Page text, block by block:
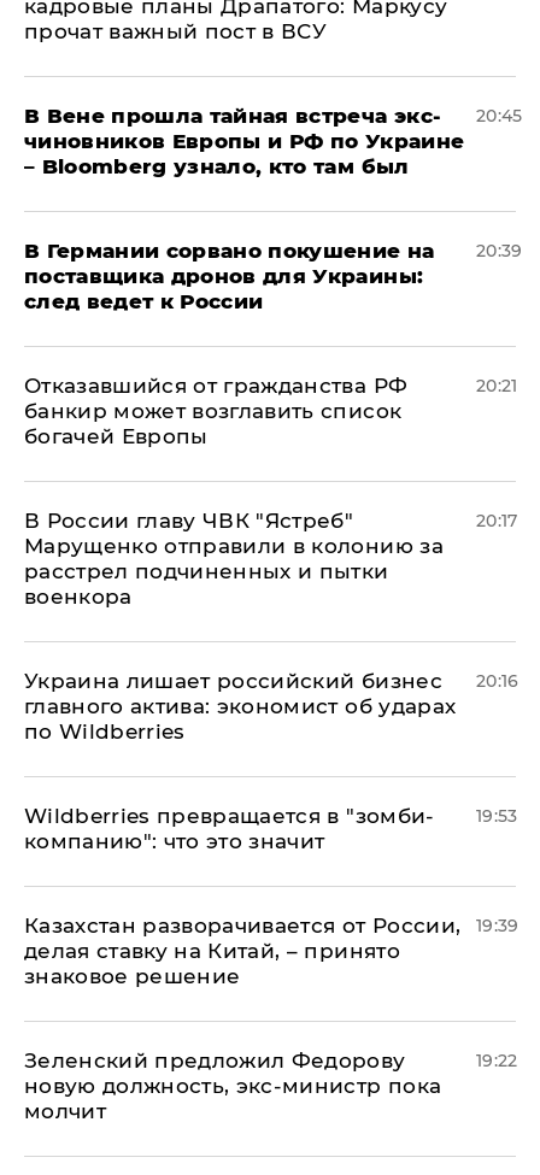
кадровые планы Драпатого: Маркусу
прочат важный пост в ВСУ
В Вене прошла тайная встреча экс-
чиновников Европы и РФ по Украине
– Bloomberg узнало, кто там был
20:45
​В Германии сорвано покушение на
поставщика дронов для Украины:
след ведет к России
20:39
Отказавшийся от гражданства РФ
банкир может возглавить список
богачей Европы
20:21
В России главу ЧВК "Ястреб"
Марущенко отправили в колонию за
расстрел подчиненных и пытки
военкора
20:17
​Украина лишает российский бизнес
главного актива: экономист об ударах
по Wildberries
20:16
Wildberries превращается в "зомби-
компанию": что это значит
19:53
Казахстан разворачивается от России,
делая ставку на Китай, – принято
знаковое решение
19:39
Зеленский предложил Федорову
новую должность, экс-министр пока
молчит
19:22